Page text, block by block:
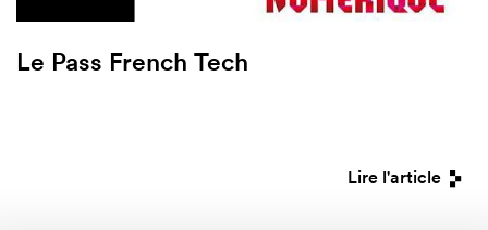
Le Pass French Tech
Lire l'article